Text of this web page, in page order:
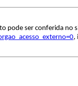
pode ser conferida no
,